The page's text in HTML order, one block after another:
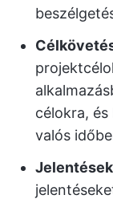
célokra,
valós